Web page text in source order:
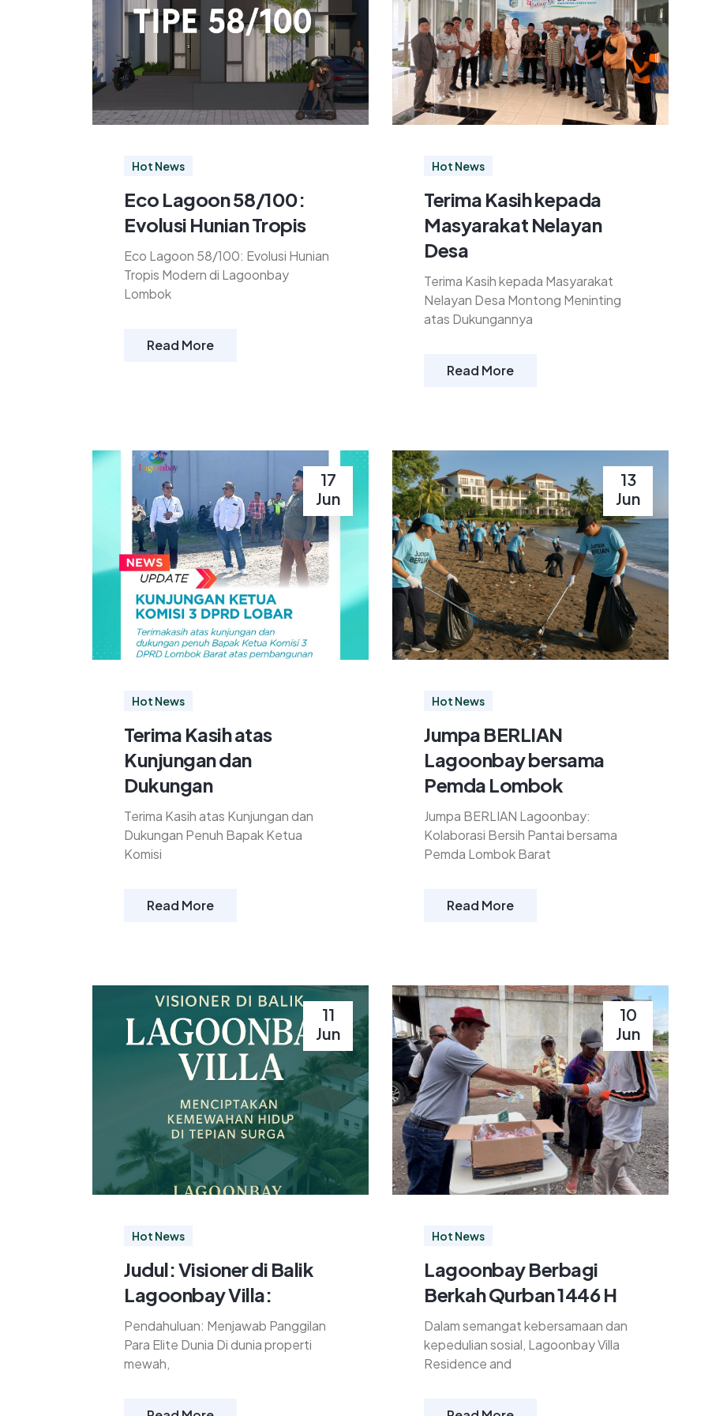
Hot News
Eco Lagoon 58/100:
Evolusi Hunian Tropis
Eco Lagoon 58/100: Evolusi Hunian
Tropis Modern di Lagoonbay
Lombok
Read More
Hot News
Terima Kasih kepada
Masyarakat Nelayan
Desa
Terima Kasih kepada Masyarakat
Nelayan Desa Montong Meninting
atas Dukungannya
Read More
17
Jun
Hot News
Terima Kasih atas
Kunjungan dan
Dukungan
Terima Kasih atas Kunjungan dan
Dukungan Penuh Bapak Ketua
Komisi
Read More
13
Jun
Hot News
Jumpa BERLIAN
Lagoonbay bersama
Pemda Lombok
Jumpa BERLIAN Lagoonbay:
Kolaborasi Bersih Pantai bersama
Pemda Lombok Barat
Read More
11
Jun
Hot News
Judul: Visioner di Balik
Lagoonbay Villa:
Pendahuluan: Menjawab Panggilan
Para Elite Dunia Di dunia properti
mewah,
10
Jun
Hot News
Lagoonbay Berbagi
Berkah Qurban 1446 H
Dalam semangat kebersamaan dan
kepedulian sosial, Lagoonbay Villa
Residence and